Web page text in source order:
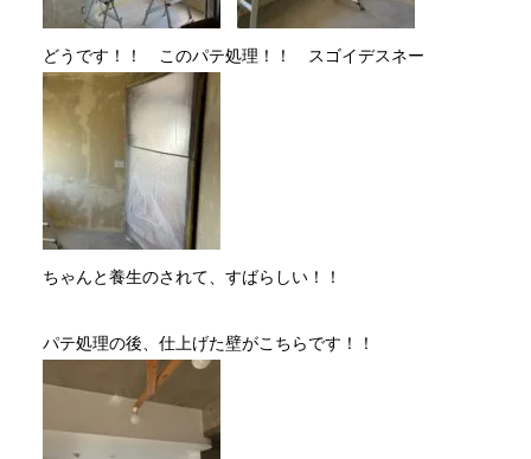
どうです！！ このパテ処理！！ スゴイデスネー
ちゃんと養生のされて、すばらしい！！
パテ処理の後、仕上げた壁がこちらです！！